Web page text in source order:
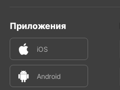
Приложения
iOS
Android